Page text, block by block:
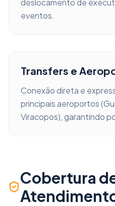
deslocamento de
eventos.
Transfers e
Conexão direta e
principais aeroportos
Viracopos), garantindo
Cobertura